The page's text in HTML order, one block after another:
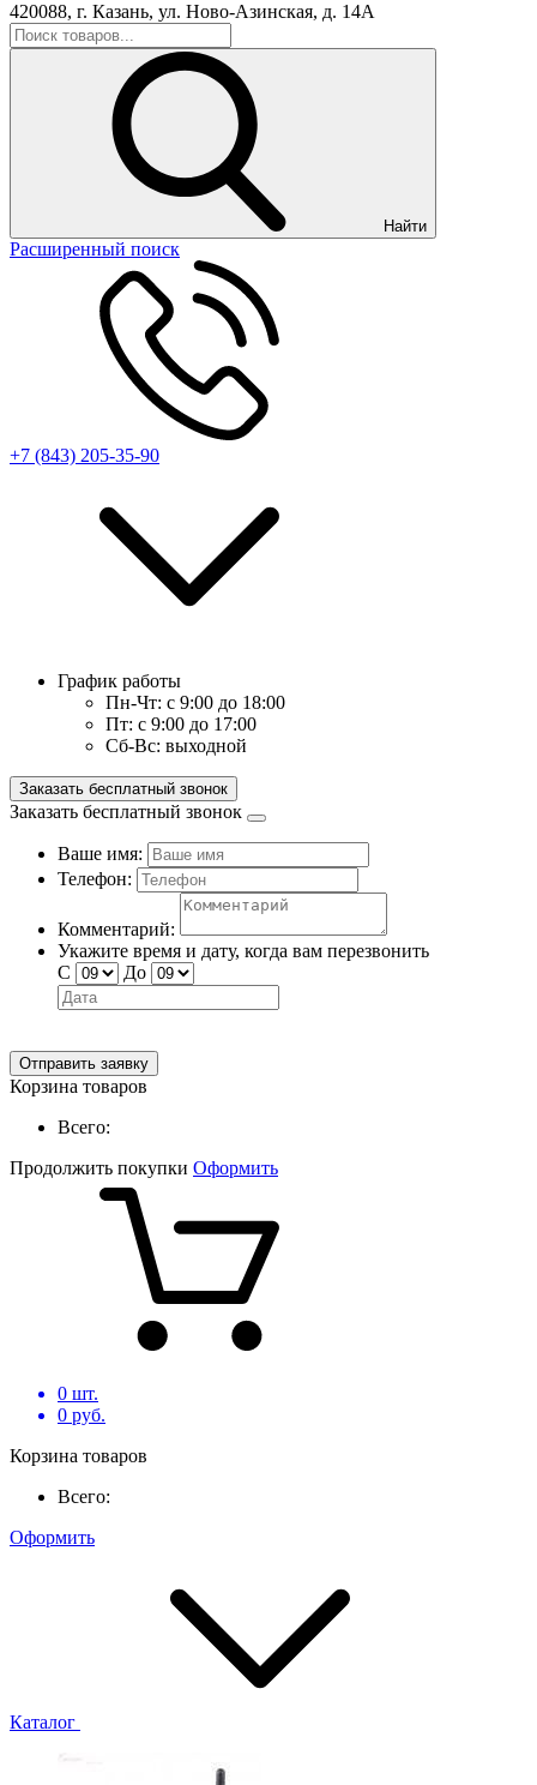
420088, г. Казань, ул. Ново-Азинская, д. 14А
Найти
Расширенный поиск
+7 (843) 205-35-90
График работы
Пн-Чт: с 9:00 до 18:00
Пт: с 9:00 до 17:00
Сб-Вс: выходной
Заказать бесплатный звонок
Заказать бесплатный звонок
Ваше имя:
Телефон:
Комментарий:
Укажите время и дату, когда вам перезвонить
С
До
Отправить заявку
Корзина товаров
Всего:
Продолжить покупки Оформить
0 шт.
0 руб.
Корзина товаров
Всего:
Оформить
Каталог